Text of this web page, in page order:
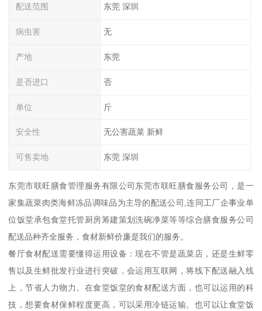
配送范围 东莞 深圳
病虫害 无
产地 东莞
是否进口 否
单位 斤
安全性 无公害蔬菜 新鲜
可售卖地 东莞 深圳
东莞市联旺膳食管理服务有限公司东莞市联旺膳食服务公司，是一
家集蔬菜肉类海鲜冻品调味品为主导的配送公司,连同工厂企事业单
位饭堂承包食堂托管厨房筹建策划洗碗净菜等等综合膳食服务公司
配送品种齐全服务，食材新鲜价廉是我们的服务。
餐厅食材配送需要懂得运用设备：现在不管是蔬菜店，还是生鲜零
售以及生鲜批发行业进行突破，会运用互联网，将线下配送融入线
上，节省人力物力。在食堂饭堂的食材配送方面，也可以运用的科
技，想要食材保鲜程度更高，可以采用冷链运输。也可以让食堂饭